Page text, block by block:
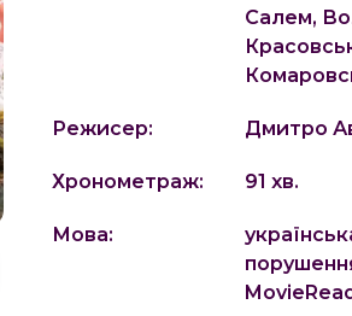
Салем,
Режисер: Дмитро
Хронометраж: 91 хв.
Мова: